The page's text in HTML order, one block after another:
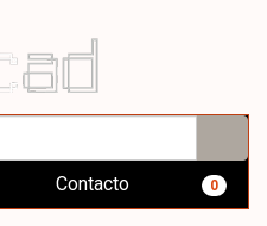
Contacto 0